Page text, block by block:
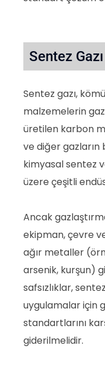
Sentez
Sentez gazı,
malzemelerin
üretilen karbon
ve diğer gazların
kimyasal sentez
üzere çeşitli
Ancak
ekipman, çevre
ağır metaller
arsenik, kurşun)
safsızlıklar,
uygulamalar için
standartlarını
giderilmelidir.